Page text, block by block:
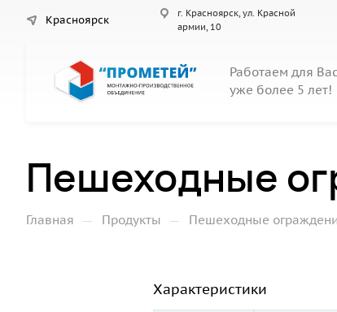
Красноярск
г. Красноярск, ул. Красной
армии, 10
Работаем для Вас
уже более 5 лет!
Пешеходные
Главная — Продукты — Пешеходные
Характеристики